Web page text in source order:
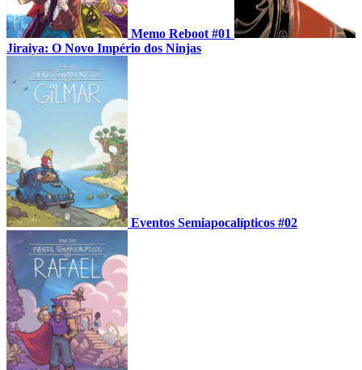
Memo Reboot #01
Jiraiya: O Novo Império dos Ninjas
Eventos Semiapocalípticos #02